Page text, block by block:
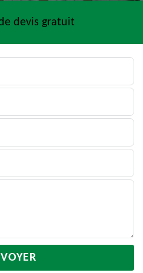
devis gratuit